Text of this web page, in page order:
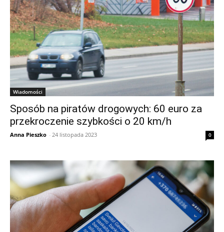
Wiadomości
Sposób na piratów drogowych: 60 euro za
przekroczenie szybkości o 20 km/h
Anna Pieszko - 24 listopada 2023 0